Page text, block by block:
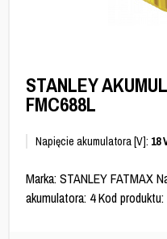
STANLEY
FMC688L
Napięcie akumulatora [V]: 18
Marka: STANLEY FATMAX
akumulatora: 4 Kod